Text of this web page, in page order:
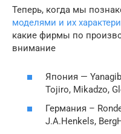
Теперь, когда мы
моделями и их
какие фирмы по
внимание
Япония —
Tojiro, Mikadzo,
Германия –
J.A.Henkels,